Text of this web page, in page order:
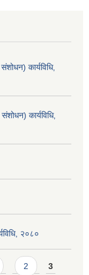
कार्यविधि‚
कार्यविधि‚
२०८०
2 3